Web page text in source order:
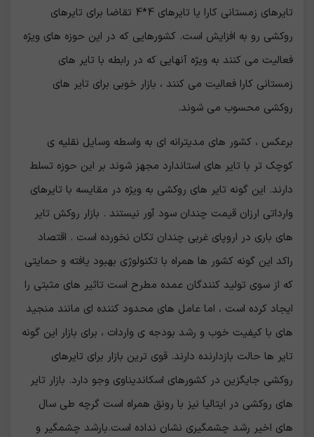
تایرهای زمستانی کارا یا تایرهای 4*4 تقاضا برای تایرهای
روکشی رو به افزایش است. کشورهایی که در این حوزه های ویژه
فعالیت می کنند به ویژه آنهایی که در رابطه با تایر های
زمستانی کارا فعالیت می کنند ، بازار خوبی برای تایر های
روکشی محسوب می شوند.
برعکس ، کشور های مدیترانه ای به واسطه وسایل نقلیه ی
کوچک تر با تایر های استاندارد مجهز شوند بر این حوزه تسلط
دارند. این گونه تایر های روکشی به ویژه در مقایسه با تایرهای
وارداتی ارزان قیمت چندان سود آور نیستند . بازار روکش تایر
های باری در اروپای غربی چندان تکان نخورده است . اقتصاد
راکد این گونه کشور ها همراه با تکنولوژی بهبود یافته و حمایتی
که از سوی تولید کنندگان عمده مطرح است تاثیر های مثبتی را
ایجاد کرده است ، اما عامل های محدود کننده ای مانند منجید
های با کیفیت خوب و رشد بودجه ی واردات ، برای بازار این گونه
تایر ها حالت بازدارنده دارند. قوی ترین بازار برای تایرهای
روکشی جایگزین در کشورهای اسکاندیناوی وجو دارد. بازار تایر
های روکشی در ایتالیا نیز با رونق همراه است گرچه طی سال
های اخیر رشد چشمگیری نشان نداده است.بارشد چشمگیر و